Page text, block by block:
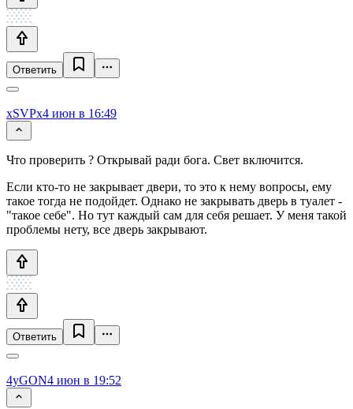
Ответить
xSVPx4 июн в 16:49
Что проверить ? Открывай ради бога. Свет включится.
Если кто-то не закрывает двери, то это к нему вопросы, ему
такое тогда не подойдет. Однако не закрывать дверь в туалет -
"такое себе". Но тут каждый сам для себя решает. У меня такой
проблемы нету, все дверь закрывают.
Ответить
4yGON4 июн в 19:52